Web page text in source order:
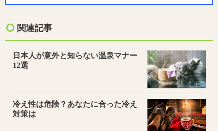
関連記事
日本人が意外と知らない温泉マナー
12選
冷え性は危険？あなたに合った冷え
対策は